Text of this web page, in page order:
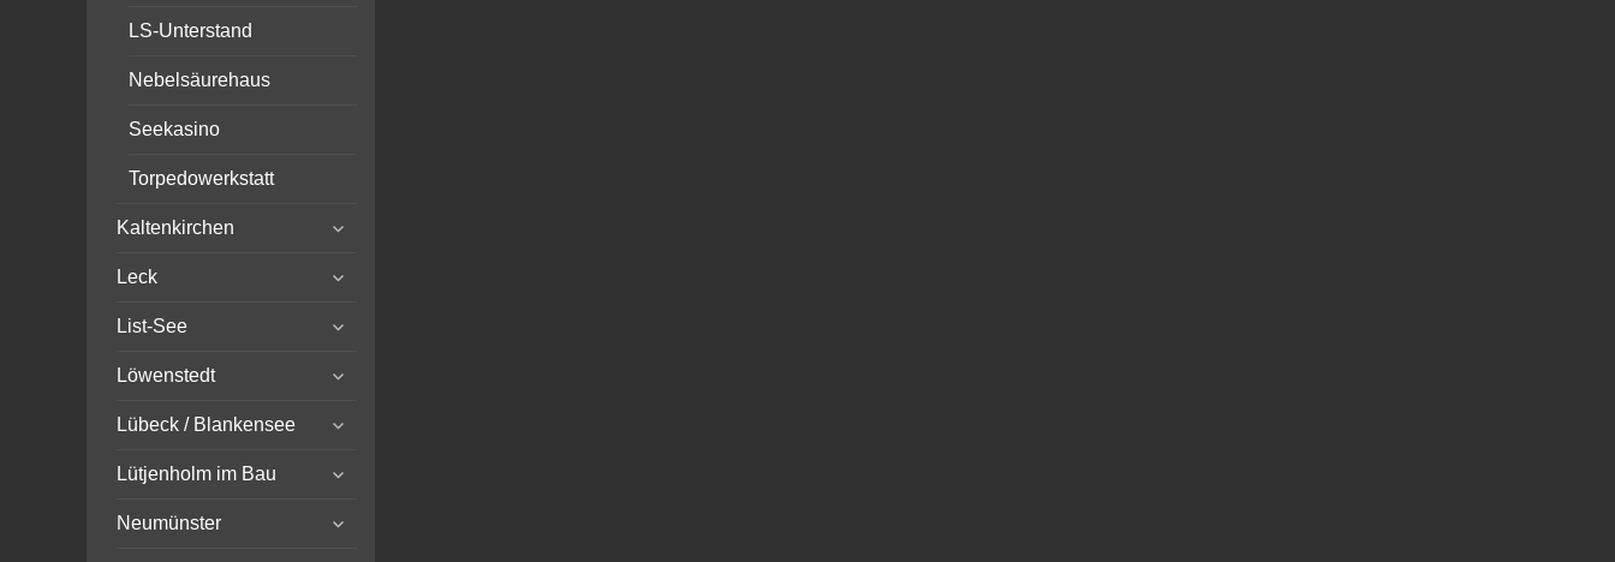
LS-Unterstand
Nebelsäurehaus
Seekasino
Torpedowerkstatt
Kaltenkirchen
expand
menu
Leck
expand
menu
List-See
expand
menu
Löwenstedt
expand
menu
Lübeck / Blankensee
expand
menu
Lütjenholm im Bau
expand
menu
Neumünster
expand